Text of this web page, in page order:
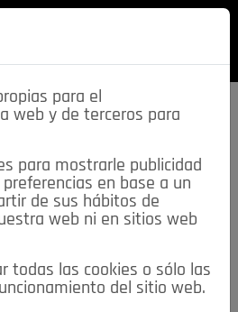
descarga esta
REVISTA
para el
web y de terceros para
para mostrarle publicidad
en base a un
de sus hábitos de
web ni en sitios web
todas las cookies o sólo las
del sitio web.